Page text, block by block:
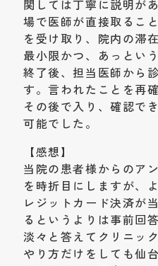
関しては丁寧に説明が
場で医師が直接取るこ
を受け取り、院内の滞
最小限かつ、あっとい
終了後、担当医師から
す。言われたことを再
その後で入り、確認で
可能でした。
【感想】
当院の患者様からのア
を時折目にしますが、
レジットカード決済が
るというよりは事前回
淡々と答えてクリニッ
やり方だけをしても仙